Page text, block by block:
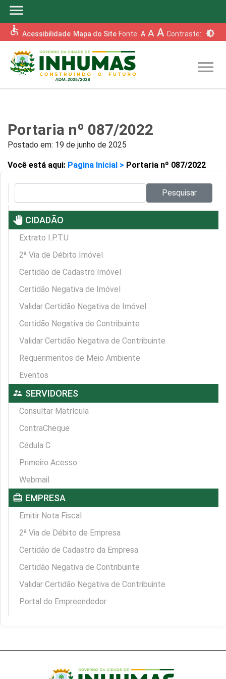
menu
accessible Acessibilidade Mapa do Site Fonte: A A A Contraste: brightness_6
menu
Portaria nº 087/2022
Postado em: 19 de junho de 2025
Você está aqui: Pagina Inicial > Portaria nº 087/2022
Pesquisar
pan_tool CIDADÃO
Extrato I.P.T.U
2ª Via de Débito Imóvel
Certidão de Cadastro Imóvel
Certidão Negativa de Imóvel
Validar Certidão Negativa de Imóvel
Certidão Negativa de Contribuinte
Validar Certidão Negativa de Contribuinte
Requerimentos de Meio Ambiente
Eventos
supervisor_account SERVIDORES
Consultar Matrícula
ContraCheque
Cédula C
Primeiro Acesso
Webmail
card_travel EMPRESA
Emitir Nota Fiscal
2ª Via de Débito de Empresa
Certidão de Cadastro da Empresa
Certidão Negativa de Contribuinte
Validar Certidão Negativa de Contribuinte
Portal do Empreendedor